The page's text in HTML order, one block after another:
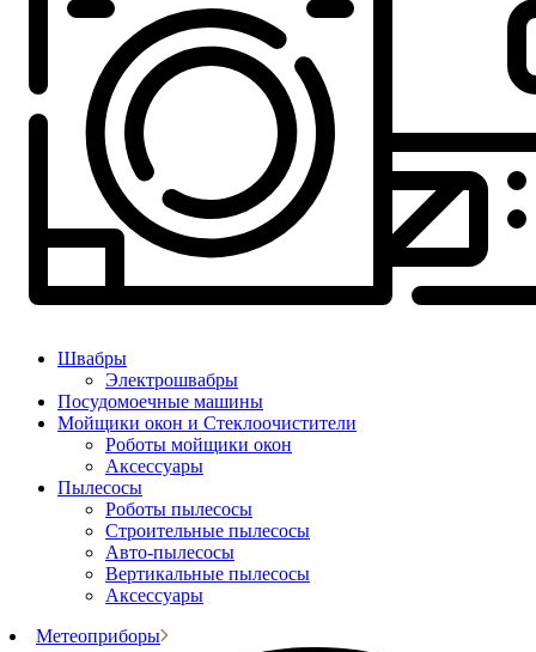
Швабры
Электрошвабры
Посудомоечные машины
Мойщики окон и Стеклоочистители
Роботы мойщики окон
Аксессуары
Пылесосы
Роботы пылесосы
Строительные пылесосы
Авто-пылесосы
Вертикальные пылесосы
Аксессуары
Метеоприборы